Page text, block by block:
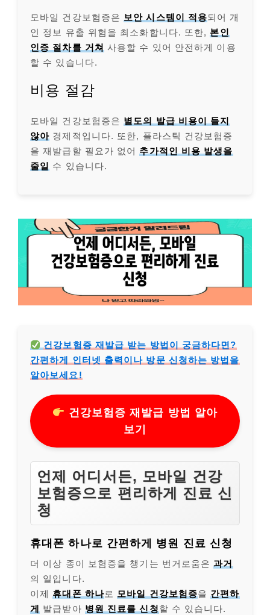
모바일 건강보험증은 보안 시스템이 적용되어 개
인 정보 유출 위험을 최소화합니다. 또한, 본인
인증 절차를 거쳐 사용할 수 있어 안전하게 이용
할 수 있습니다.
비용 절감
모바일 건강보험증은 별도의 발급 비용이 들지
않아 경제적입니다. 또한, 플라스틱 건강보험증
을 재발급할 필요가 없어 추가적인 비용 발생을
줄일 수 있습니다.
건강보험증 재발급 받는 방법이 궁금하다면?
간편하게 인터넷 출력이나 방문 신청하는 방법을
알아보세요!
건강보험증 재발급 방법 알아
보기
언제 어디서든, 모바일 건강
보험증으로 편리하게 진료 신
청
휴대폰 하나로 간편하게 병원 진료 신청
더 이상 종이 보험증을 챙기는 번거로움은과거
의 일입니다.
이제 휴대폰 하나로 모바일 건강보험증을 간편하
게 발급받아 병원 진료를 신청할 수 있습니다.